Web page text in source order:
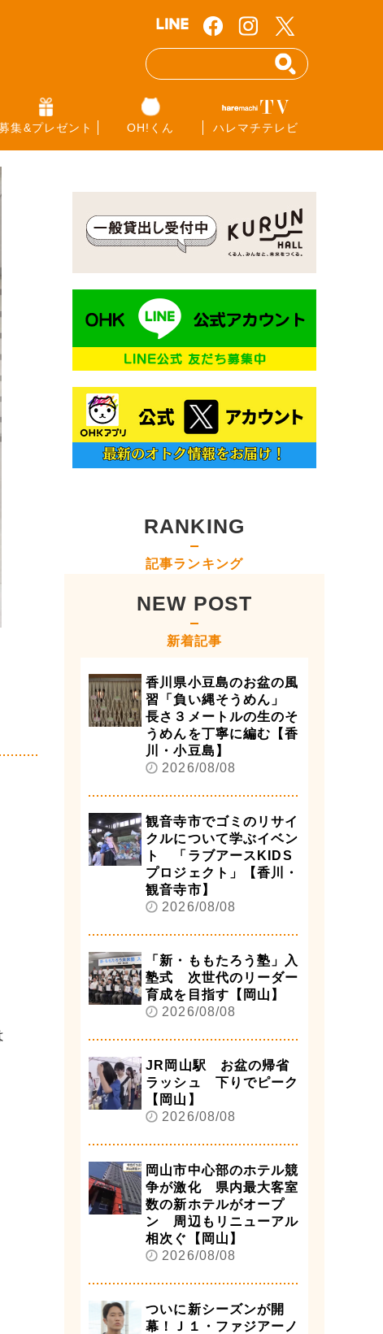
集&プレゼント OH!くん ハレマチテレビ
RANKING
記事ランキング
NEW POST
新着記事
香川県小豆島のお盆の風
習「負い縄そうめん」
長さ３メートルの生のそ
うめんを丁寧に編む【香
川・小豆島】
2026/08/08
観音寺市でゴミのリサイ
クルについて学ぶイベン
ト 「ラブアースKIDS
プロジェクト」【香川・
観音寺市】
2026/08/08
「新・ももたろう塾」入
塾式 次世代のリーダー
育成を目指す【岡山】
2026/08/08
JR岡山駅 お盆の帰省
ラッシュ 下りでピーク
【岡山】
2026/08/08
岡山市中心部のホテル競
争が激化 県内最大客室
数の新ホテルがオープ
ン 周辺もリニューアル
相次ぐ【岡山】
2026/08/08
ついに新シーズンが開
幕！Ｊ１・ファジアーノ